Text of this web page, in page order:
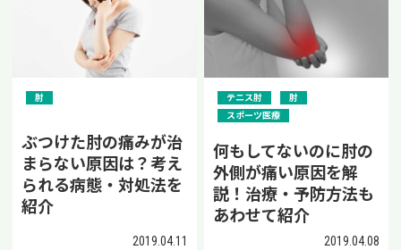
肘
ぶつけた肘の痛みが治
まらない原因は？考え
られる病態・対処法を
紹介
2019.04.11
テニス肘
肘
スポーツ医療
何もしてないのに肘の
外側が痛い原因を解
説！治療・予防方法も
あわせて紹介
2019.04.08